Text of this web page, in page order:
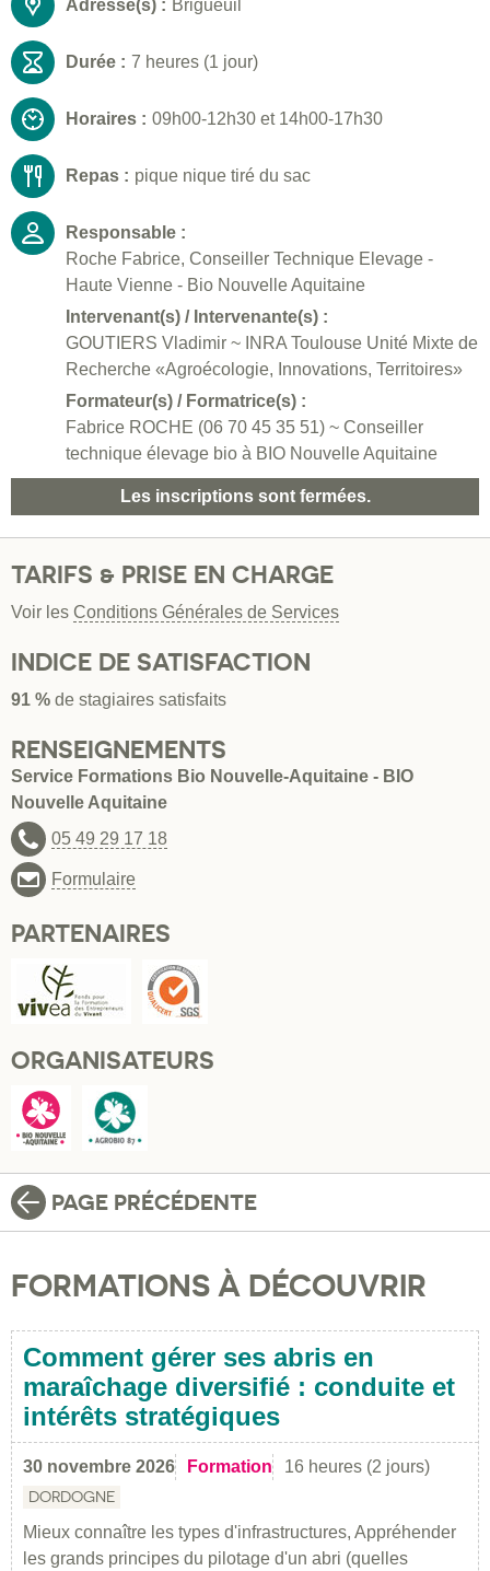
Adresse(s) : Brigueuil
Durée : 7 heures (1 jour)
Horaires : 09h00-12h30 et 14h00-17h30
Repas : pique nique tiré du sac
Responsable :
Roche Fabrice, Conseiller Technique Elevage -
Haute Vienne - Bio Nouvelle Aquitaine
Intervenant(s) / Intervenante(s) :
GOUTIERS Vladimir ~ INRA Toulouse Unité Mixte de
Recherche «Agroécologie, Innovations, Territoires»
Formateur(s) / Formatrice(s) :
Fabrice ROCHE (06 70 45 35 51) ~ Conseiller
technique élevage bio à BIO Nouvelle Aquitaine
Les inscriptions sont fermées.
TARIFS & PRISE EN CHARGE
Voir les Conditions Générales de Services
INDICE DE SATISFACTION
91 % de stagiaires satisfaits
RENSEIGNEMENTS
Service Formations Bio Nouvelle-Aquitaine - BIO
Nouvelle Aquitaine
05 49 29 17 18
Formulaire
PARTENAIRES
ORGANISATEURS
PAGE PRÉCÉDENTE
FORMATIONS À DÉCOUVRIR
Comment gérer ses abris en
maraîchage diversifié : conduite et
intérêts stratégiques
30 novembre 2026 Formation 16 heures (2 jours)
DORDOGNE
Mieux connaître les types d'infrastructures, Appréhender
les grands principes du pilotage d'un abri (quelles